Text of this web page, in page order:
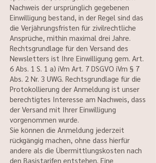
Nachweis der ursprünglich gegebenen
Einwilligung bestand, in der Regel sind das
die Verjährungsfristen für zivilrechtliche
Ansprüche, mithin maximal drei Jahre.
Rechtsgrundlage für den Versand des
Newsletters ist Ihre Einwilligung gem. Art.
6 Abs. 1 S. 1 a) iVm Art. 7 DSGVO iVm § 7
Abs. 2 Nr. 3 UWG. Rechtsgrundlage für die
Protokollierung der Anmeldung ist unser
berechtigtes Interesse am Nachweis, dass
der Versand mit Ihrer Einwilligung
vorgenommen wurde.
Sie können die Anmeldung jederzeit
rückgängig machen, ohne dass hierfür
andere als die Übermittlungskosten nach
den Basistarifen entstehen. Eine